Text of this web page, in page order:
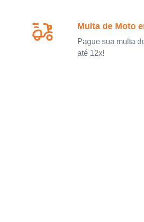
Multa de Moto
Pague sua multa
até 12x!